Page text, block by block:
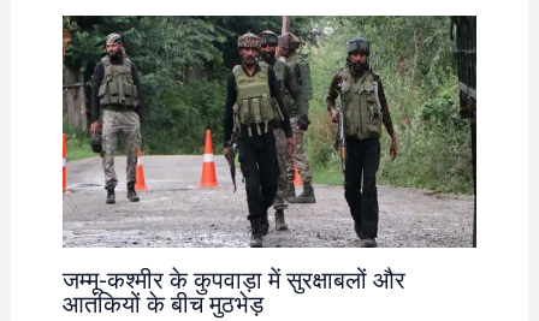
जम्मू-कश्मीर के कुपवाड़ा में सुरक्षाबलों और
आतंकियों के बीच मुठभेड़